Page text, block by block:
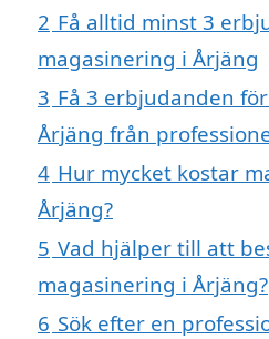
2 Få alltid minst 3
magasinering i Årjäng
3 Få 3 erbjudanden
Årjäng från
4 Hur mycket kostar
Årjäng?
5 Vad hjälper till att
magasinering i Årjäng?
6 Sök efter en